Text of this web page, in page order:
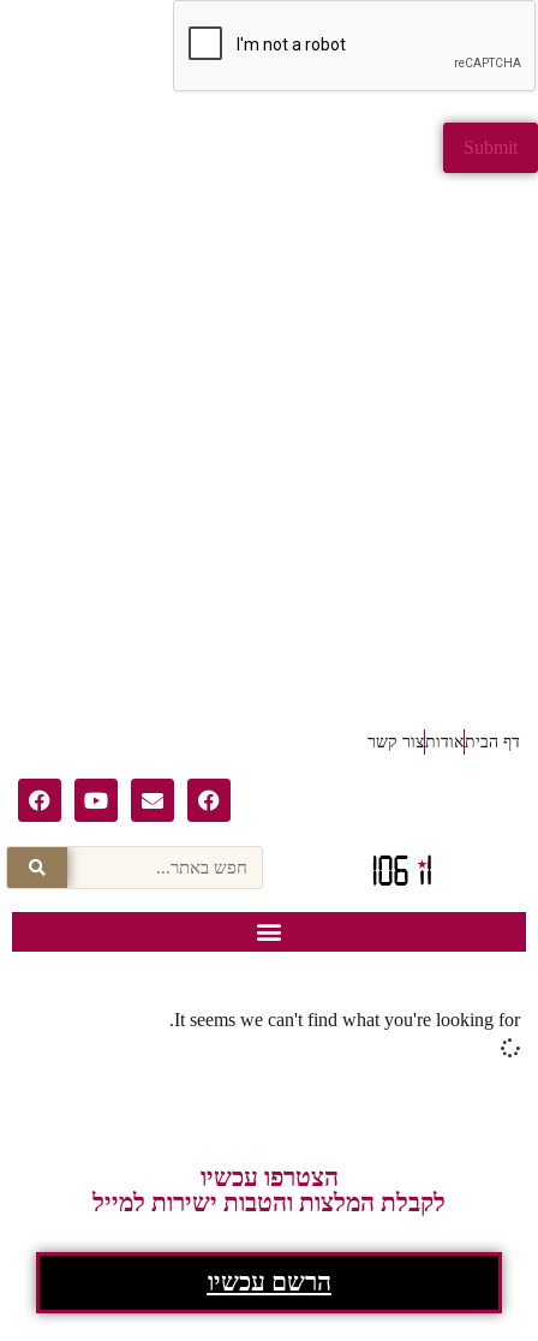
דף הביתאודותצור קשר
It seems we can't find what you're looking for.
הצטרפו עכשיו
לקבלת המלצות והטבות ישירות למייל
הרשם עכשיו